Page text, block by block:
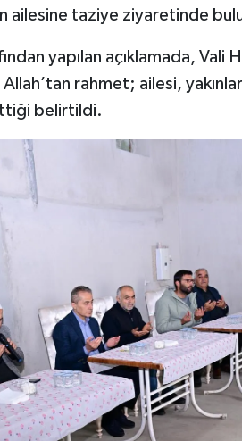
ailesine taziye ziyaretinde
yapılan açıklamada, Vali
rahmet; ailesi,
belirtildi.